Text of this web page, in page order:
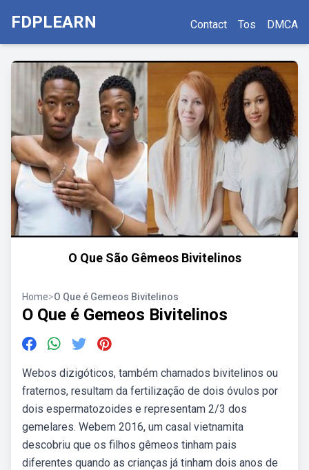
FDPLEARN Contact Tos DMCA
O Que São Gêmeos Bivitelinos
Home>O Que é Gemeos Bivitelinos
O Que é Gemeos Bivitelinos
Webos dizigóticos, também chamados bivitelinos ou
fraternos, resultam da fertilização de dois óvulos por
dois espermatozoides e representam 2/3 dos
gemelares. Webem 2016, um casal vietnamita
descobriu que os filhos gêmeos tinham pais
diferentes quando as crianças já tinham dois anos de